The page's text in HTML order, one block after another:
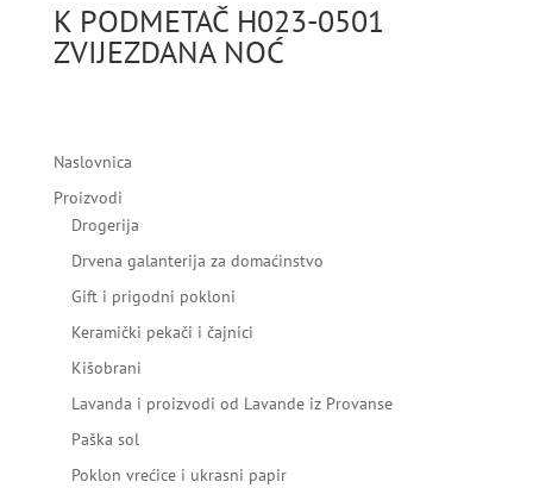
K PODMETAČ H023-0501
ZVIJEZDANA NOĆ
Naslovnica
Proizvodi
Drogerija
Drvena galanterija za domaćinstvo
Gift i prigodni pokloni
Keramički pekači i čajnici
Kišobrani
Lavanda i proizvodi od Lavande iz Provanse
Paška sol
Poklon vrećice i ukrasni papir